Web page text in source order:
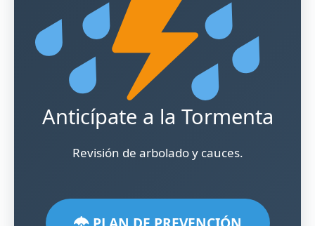
Anticípate a la Tormenta
Revisión de arbolado y cauces.